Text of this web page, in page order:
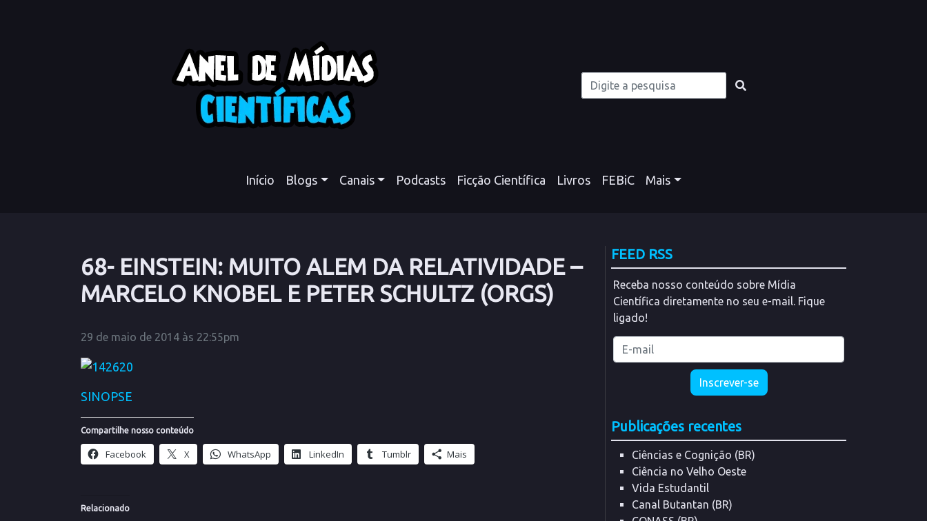
Início Blogs Canais Podcasts Ficção Científica Livros FEBiC Mais
68- EINSTEIN: MUITO ALEM DA RELATIVIDADE –
MARCELO KNOBEL E PETER SCHULTZ (ORGS)
29 de maio de 2014 às 22:55pm
SINOPSE
Compartilhe nosso conteúdo
Facebook X WhatsApp LinkedIn Tumblr Mais
Relacionado
FEED RSS
Receba nosso conteúdo sobre Mídia
Científica diretamente no seu e-mail. Fique
ligado!
Publicações recentes
Ciências e Cognição (BR)
Ciência no Velho Oeste
Vida Estudantil
Canal Butantan (BR)